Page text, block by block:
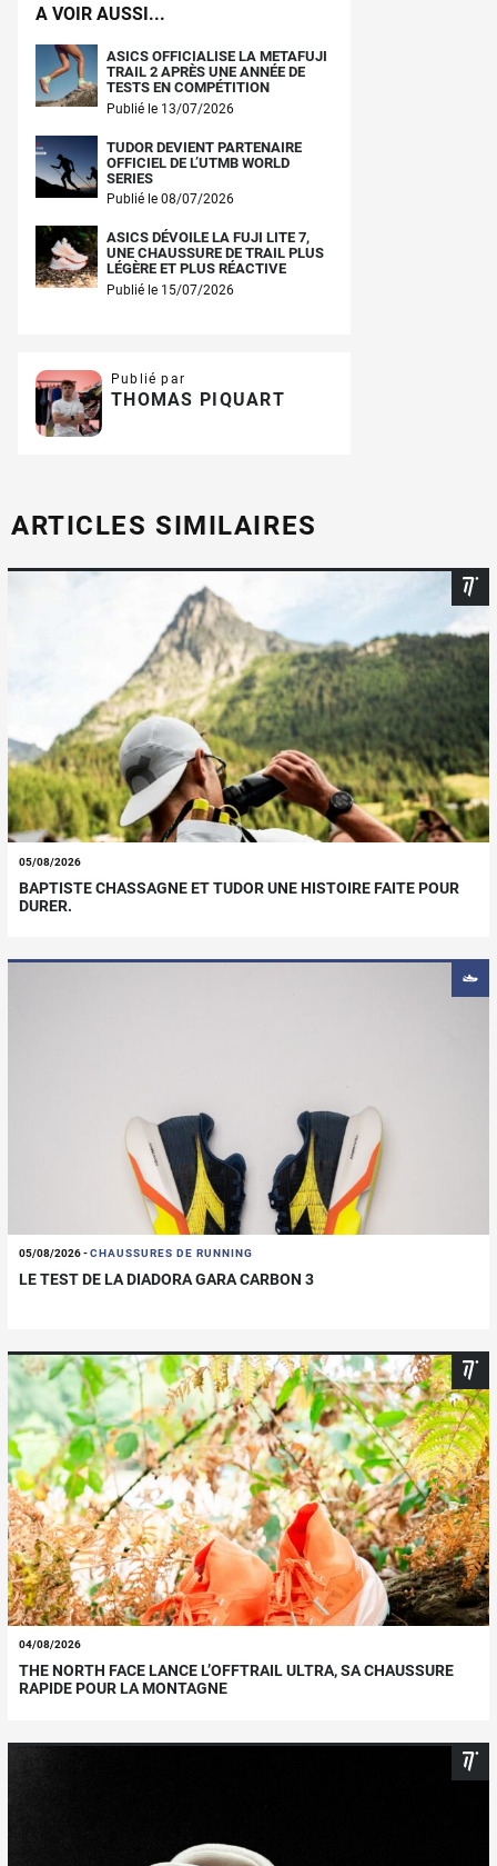
A VOIR AUSSI...
ASICS OFFICIALISE LA METAFUJI
TRAIL 2 APRÈS UNE ANNÉE DE
TESTS EN COMPÉTITION
Publié le 13/07/2026
TUDOR DEVIENT PARTENAIRE
OFFICIEL DE L’UTMB WORLD
SERIES
Publié le 08/07/2026
ASICS DÉVOILE LA FUJI LITE 7,
UNE CHAUSSURE DE TRAIL PLUS
LÉGÈRE ET PLUS RÉACTIVE
Publié le 15/07/2026
Publié par
THOMAS PIQUART
ARTICLES SIMILAIRES
05/08/2026
BAPTISTE CHASSAGNE ET TUDOR UNE HISTOIRE FAITE POUR
DURER.
05/08/2026-CHAUSSURES DE RUNNING
LE TEST DE LA DIADORA GARA CARBON 3
04/08/2026
THE NORTH FACE LANCE L’OFFTRAIL ULTRA, SA CHAUSSURE
RAPIDE POUR LA MONTAGNE